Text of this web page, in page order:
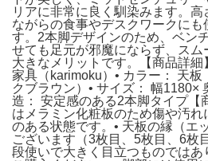
リアに非常に良く馴染みます。高
ながらの食事やデスクワークに
す。2本脚デザインのため、ベン
せても足元が邪魔にならず、ス
大きなメリットです。【商品詳細
家具（karimoku）• カラー： 天板
クブラウン）• サイズ： 幅1180×
造： 安定感のある2本脚タイプ【
はメラミン化粧板のため傷や汚
のある状態です。• 天板の縁（エ
ございます（3枚目、5枚目、6枚
段使いで大きく目立つものではあ